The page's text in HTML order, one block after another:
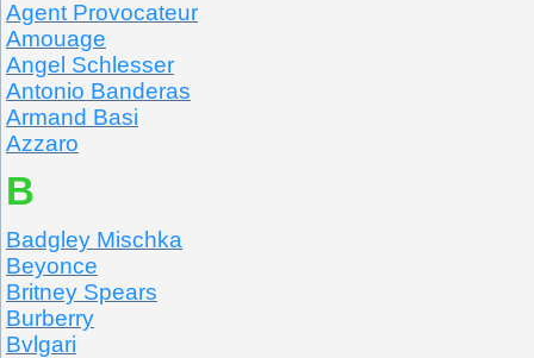
Agent Provocateur
Amouage
Angel Schlesser
Antonio Banderas
Armand Basi
Azzaro
B
Badgley Mischka
Beyonce
Britney Spears
Burberry
Bvlgari